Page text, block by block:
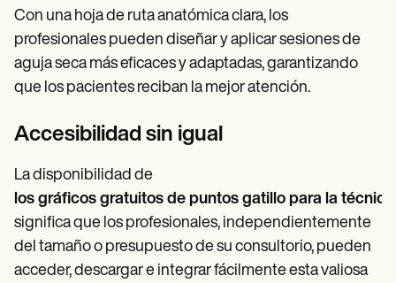
Con una hoja de ruta anatómica clara, los
profesionales pueden diseñar y aplicar sesiones de
aguja seca más eficaces y adaptadas, garantizando
que los pacientes reciban la mejor atención.
Accesibilidad sin igual
La disponibilidad de
los gráficos gratuitos de puntos gatillo para la
significa que los profesionales, independientemente
del tamaño o presupuesto de su consultorio, pueden
acceder, descargar e integrar fácilmente esta valiosa